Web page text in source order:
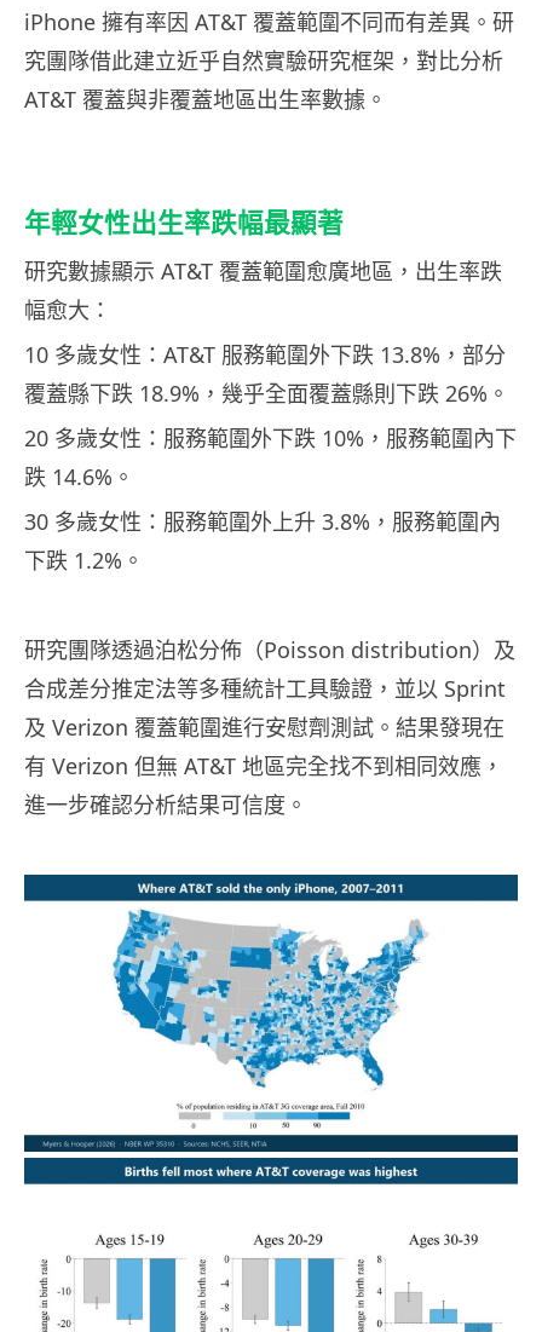
iPhone 擁有率因 AT&T 覆蓋範圍不同而有差異。研
究團隊借此建立近乎自然實驗研究框架，對比分析
AT&T 覆蓋與非覆蓋地區出生率數據。
年輕女性出生率跌幅最顯著
研究數據顯示 AT&T 覆蓋範圍愈廣地區，出生率跌
幅愈大：
10 多歲女性：AT&T 服務範圍外下跌 13.8%，部分
覆蓋縣下跌 18.9%，幾乎全面覆蓋縣則下跌 26%。
20 多歲女性：服務範圍外下跌 10%，服務範圍內下
跌 14.6%。
30 多歲女性：服務範圍外上升 3.8%，服務範圍內
下跌 1.2%。
研究團隊透過泊松分佈（Poisson distribution）及
合成差分推定法等多種統計工具驗證，並以 Sprint
及 Verizon 覆蓋範圍進行安慰劑測試。結果發現在
有 Verizon 但無 AT&T 地區完全找不到相同效應，
進一步確認分析結果可信度。